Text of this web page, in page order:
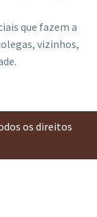
que fazem a
vizinhos,
os direitos